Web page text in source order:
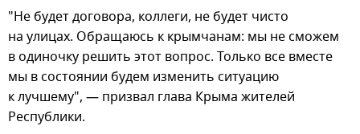
"Не будет договора, коллеги, не будет чисто
на улицах. Обращаюсь к крымчанам: мы не сможем
в одиночку решить этот вопрос. Только все вместе
мы в состоянии будем изменить ситуацию
к лучшему", — призвал глава Крыма жителей
Республики.